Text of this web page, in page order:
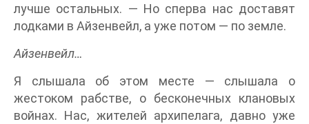
лучше остальных. — Но сперва нас доставят
лодками в Айзенвейл, а уже потом — по земле.
Айзенвейл…
Я слышала об этом месте — слышала о
жестоком рабстве, о бесконечных клановых
войнах. Нас, жителей архипелага, давно уже